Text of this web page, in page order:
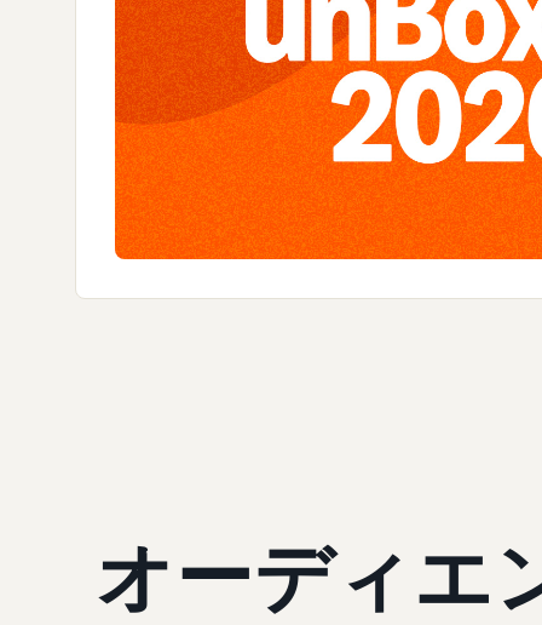
オーディエ